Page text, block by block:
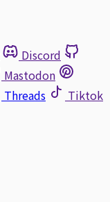
Discord
Mastodon
Threads
Tiktok